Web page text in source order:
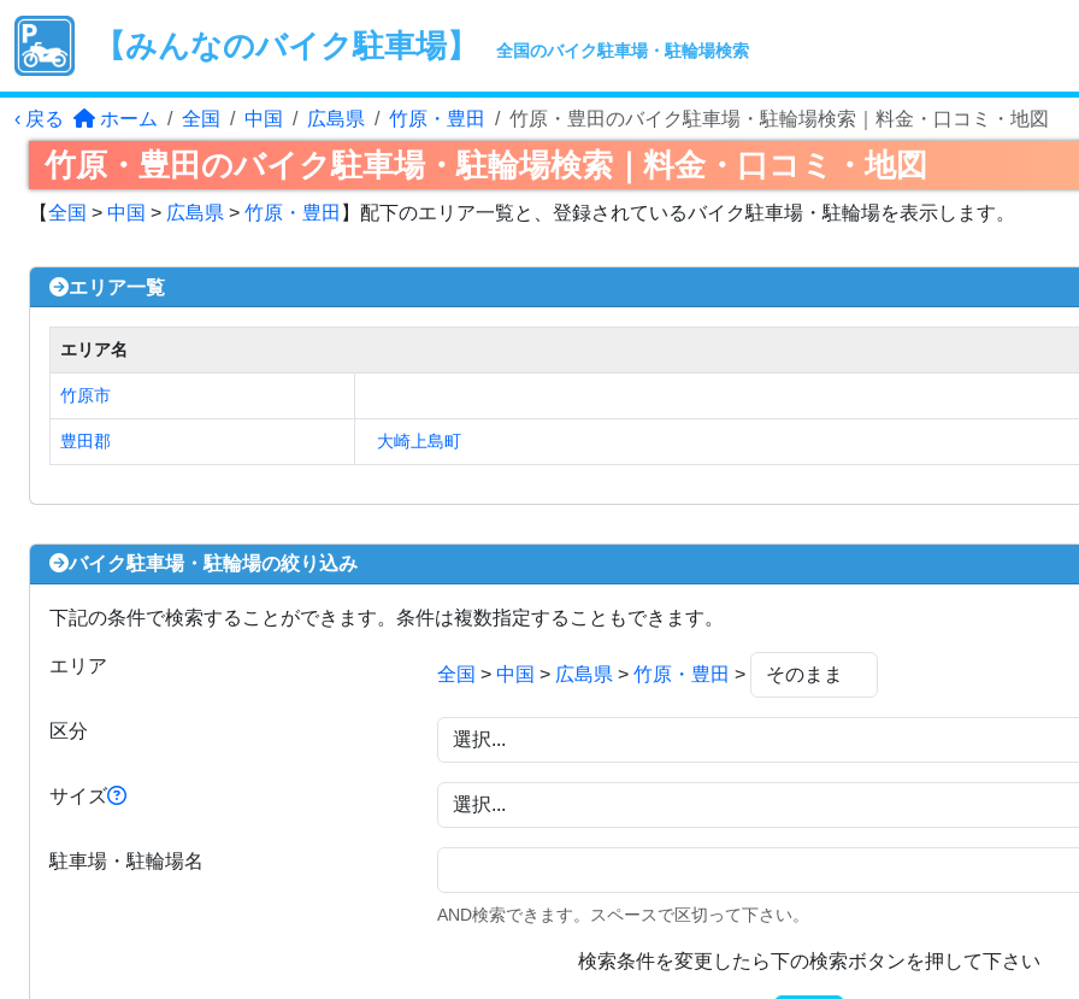
【みんなのバイク駐車場】 全国のバイク駐車場・駐輪場検索
‹ 戻る ホーム 全国 中国 広島県 竹原・豊田 竹原・豊田のバイク駐車場・駐輪場検索｜料金・口コミ・地図
竹原・豊田のバイク駐車場・駐輪場検索｜料金・口コミ・地図
【全国 > 中国 > 広島県 > 竹原・豊田 】配下のエリア一覧と、登録されているバイク駐車場・駐輪場を表示します。
エリア一覧
エリア名
竹原市
豊田郡 大崎上島町
バイク駐車場・駐輪場の絞り込み
下記の条件で検索することができます。条件は複数指定することもできます。
エリア 全国 > 中国 > 広島県 > 竹原・豊田 >
区分
サイズ
駐車場・駐輪場名
AND検索できます。スペースで区切って下さい。
検索条件を変更したら下の検索ボタンを押して下さい